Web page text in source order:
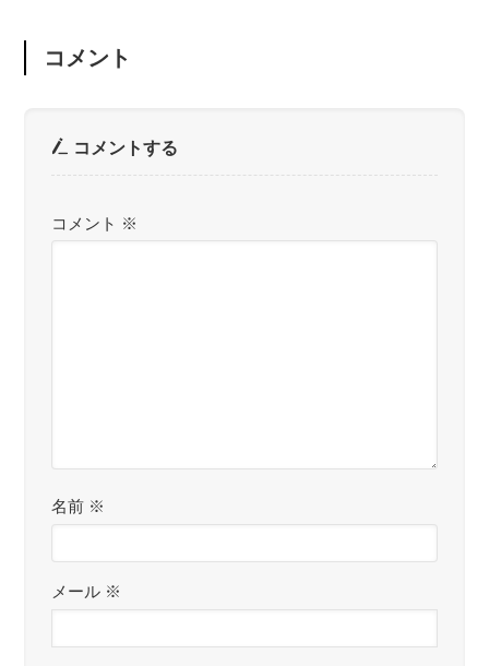
コメント
コメントする
コメント ※
名前 ※
メール ※